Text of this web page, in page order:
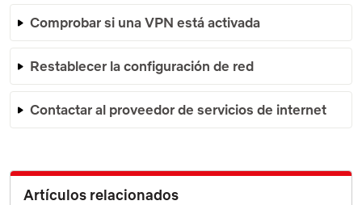
Comprobar si una VPN está activada
Restablecer la configuración de red
Contactar al proveedor de servicios de internet
Artículos relacionados